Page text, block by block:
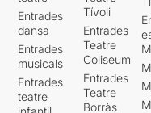
Entrades
dansa
Entrades
musicals
Entrades
teatre
Tívoli
Entrades
Teatre
Coliseum
Entrades
Teatre
Borràs